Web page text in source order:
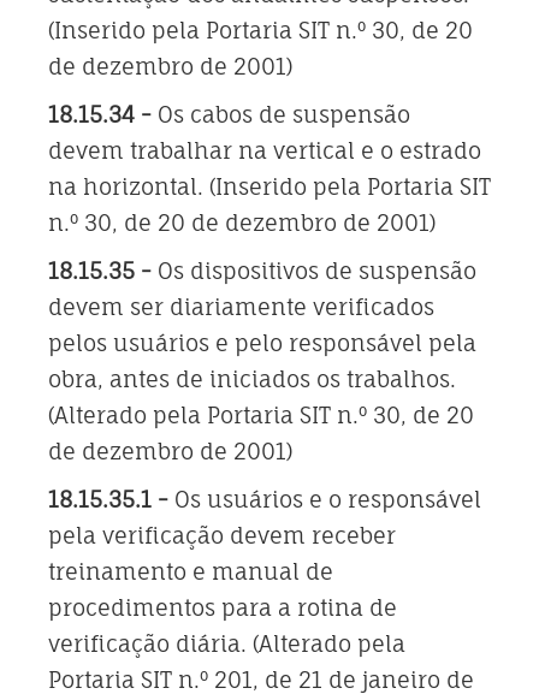
(Inserido pela Portaria SIT n.º 30, de 20
de dezembro de 2001)
18.15.34 - Os cabos de suspensão
devem trabalhar na vertical e o estrado
na horizontal. (Inserido pela Portaria SIT
n.º 30, de 20 de dezembro de 2001)
18.15.35 - Os dispositivos de suspensão
devem ser diariamente verificados
pelos usuários e pelo responsável pela
obra, antes de iniciados os trabalhos.
(Alterado pela Portaria SIT n.º 30, de 20
de dezembro de 2001)
18.15.35.1 - Os usuários e o responsável
pela verificação devem receber
treinamento e manual de
procedimentos para a rotina de
verificação diária. (Alterado pela
Portaria SIT n.º 201, de 21 de janeiro de